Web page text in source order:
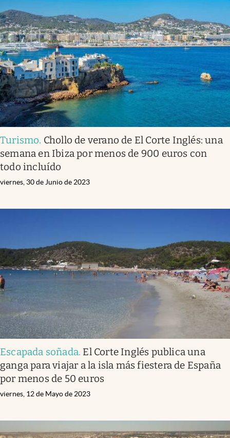
Turismo. Chollo de verano de El Corte Inglés: una
semana en Ibiza por menos de 900 euros con
todo incluído
viernes, 30 de Junio de 2023
Escapada soñada. El Corte Inglés publica una
ganga para viajar a la isla más fiestera de España
por menos de 50 euros
viernes, 12 de Mayo de 2023